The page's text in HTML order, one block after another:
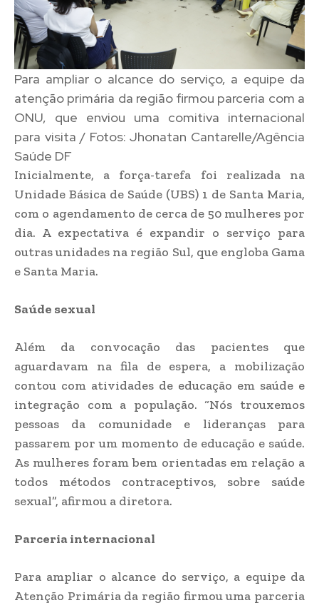
Para ampliar o alcance do serviço, a equipe da
atenção primária da região firmou parceria com a
ONU, que enviou uma comitiva internacional
para visita / Fotos: Jhonatan Cantarelle/Agência
Saúde DF
Inicialmente, a força-tarefa foi realizada na
Unidade Básica de Saúde (UBS) 1 de Santa Maria,
com o agendamento de cerca de 50 mulheres por
dia. A expectativa é expandir o serviço para
outras unidades na região Sul, que engloba Gama
e Santa Maria.
Saúde sexual
Além da convocação das pacientes que
aguardavam na fila de espera, a mobilização
contou com atividades de educação em saúde e
integração com a população. “Nós trouxemos
pessoas da comunidade e lideranças para
passarem por um momento de educação e saúde.
As mulheres foram bem orientadas em relação a
todos métodos contraceptivos, sobre saúde
sexual”, afirmou a diretora.
Parceria internacional
Para ampliar o alcance do serviço, a equipe da
Atenção Primária da região firmou uma parceria